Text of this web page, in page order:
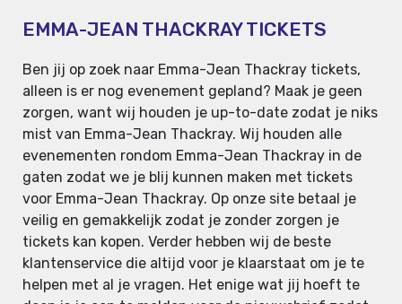
EMMA-JEAN THACKRAY TICKETS
Ben jij op zoek naar Emma-Jean Thackray tickets,
alleen is er nog evenement gepland? Maak je geen
zorgen, want wij houden je up-to-date zodat je niks
mist van Emma-Jean Thackray. Wij houden alle
evenementen rondom Emma-Jean Thackray in de
gaten zodat we je blij kunnen maken met tickets
voor Emma-Jean Thackray. Op onze site betaal je
veilig en gemakkelijk zodat je zonder zorgen je
tickets kan kopen. Verder hebben wij de beste
klantenservice die altijd voor je klaarstaat om je te
helpen met al je vragen. Het enige wat jij hoeft te